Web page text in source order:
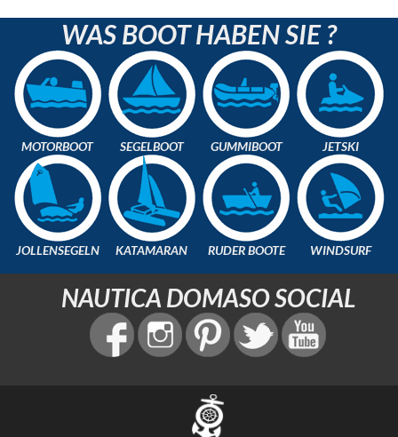
WAS BOOT HABEN SIE ?
MOTORBOOT SEGELBOOT GUMMIBOOT JETSKI
JOLLENSEGELN KATAMARAN RUDER BOOTE WINDSURF
NAUTICA DOMASO SOCIAL